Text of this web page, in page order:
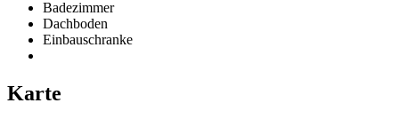
Badezimmer
Dachboden
Einbauschranke
Karte